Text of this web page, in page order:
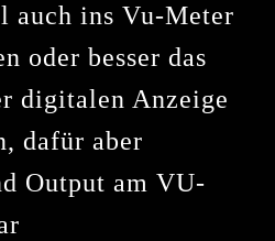
auch ins Vu-Meter
oder besser das
digitalen Anzeige
dafür aber
Output am VU-